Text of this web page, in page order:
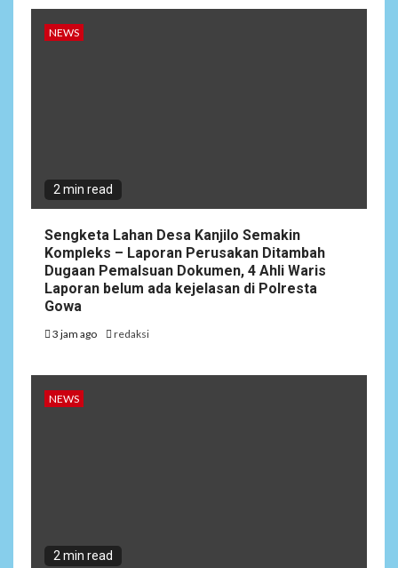
NEWS
2 min read
Sengketa Lahan Desa Kanjilo Semakin
Kompleks – Laporan Perusakan Ditambah
Dugaan Pemalsuan Dokumen, 4 Ahli Waris
Laporan belum ada kejelasan di Polresta
Gowa
3 jam ago redaksi
NEWS
2 min read